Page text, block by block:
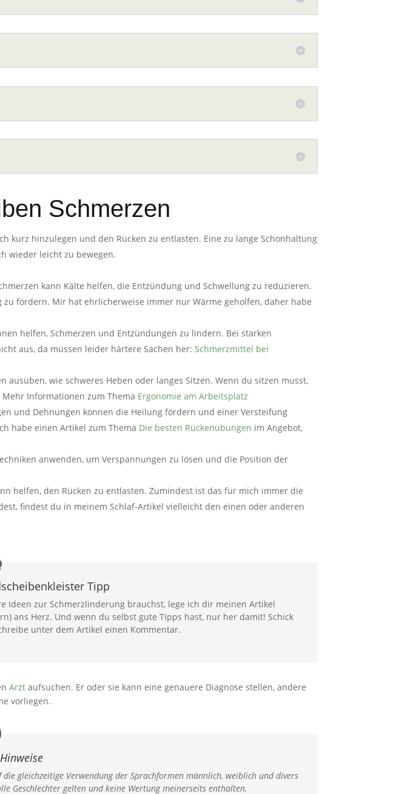
Schmerzen
kurz hinzulegen und den Rücken zu entlasten. Eine zu lange Schonhaltung
wieder leicht zu bewegen.
kann Kälte helfen, die Entzündung und Schwellung zu reduzieren.
fördern. Mir hat ehrlicherweise immer nur Wärme geholfen, daher habe
helfen, Schmerzen und Entzündungen zu lindern. Bei starken
aus, da müssen leider härtere Sachen her:Schmerzmittel bei
ausüben, wie schweres Heben oder langes Sitzen. Wenn du sitzen musst,
Informationen zum Thema Ergonomie am Arbeitsplatz
und Dehnungen können die Heilung fördern und einer Versteifung
habe einen Artikel zum Thema Die besten Rückenübungen im Angebot,
anwenden, um Verspannungen zu lösen und die Position der
helfen, den Rücken zu entlasten. Zumindest ist das für mich immer die
findest du in meinem Schlaf-Artikel vielleicht den einen oder anderen
Tipp
Ideen zur Schmerzlinderung brauchst, lege ich dir meinen Artikel
ans Herz. Und wenn du selbst gute Tipps hast, nur her damit! Schick
unter dem Artikel einen Kommentar.
Arzt aufsuchen. Er oder sie kann eine genauere Diagnose stellen, andere
vorliegen.
Hinweise
gleichzeitige Verwendung der Sprachformen männlich, weiblich und divers
Geschlechter gelten und keine Wertung meinerseits enthalten.